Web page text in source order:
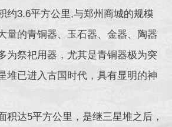
约3.6平方公里,与郑州商城的规模
量的青铜器、玉石器、金器、陶器
为祭祀用器，尤其是青铜器极为突
堆已进入古国时代，具有显明的神
积达5平方公里，是继三星堆之后，